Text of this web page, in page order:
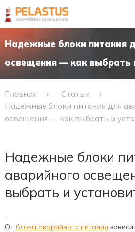
Надежные блоки питания
освещения — как выбрать
Главная
Статьи
Надежные блоки питания для
освещения — как выбрать и
Надежные блоки
аварийного
выбрать и
От блока аварийного питания